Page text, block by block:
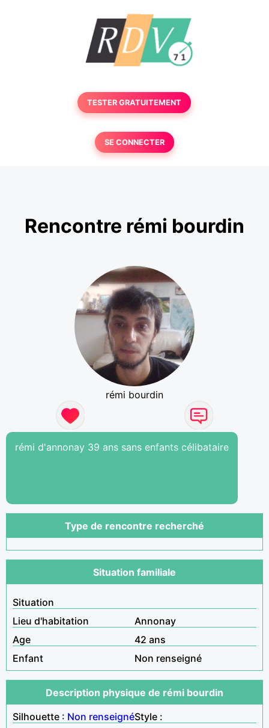
TESTER GRATUITEMENT
SE CONNECTER
Rencontre rémi bourdin
rémi bourdin
rémi d'annonay 39 ans sans enfants célibataire
Type de rencontre recherché
Situation familiale
Situation
Lieu d'habitation
Annonay
Age
42 ans
Enfant
Non renseigné
Description physique de rémi bourdin
Silhouette : Non renseignéStyle :